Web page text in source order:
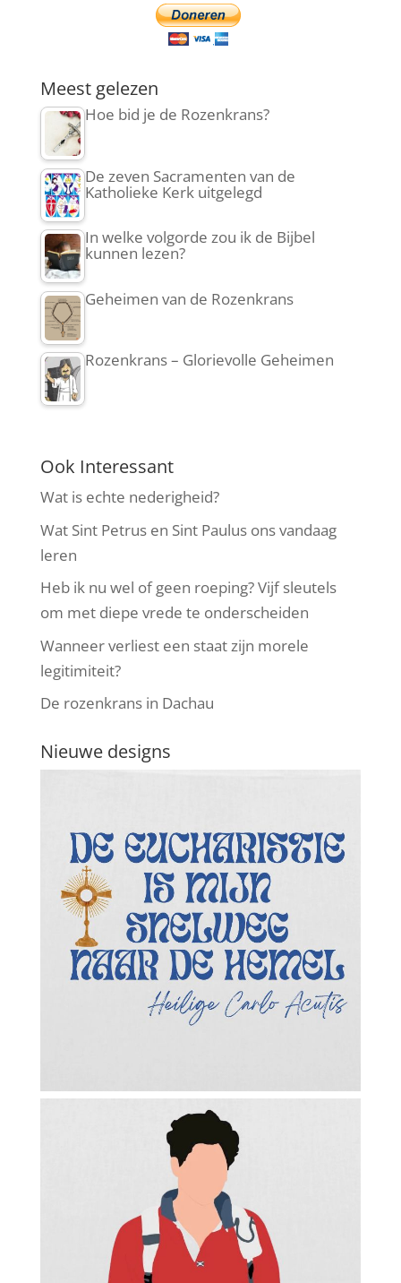
Meest gelezen
Hoe bid je de Rozenkrans?
De zeven Sacramenten van de
Katholieke Kerk uitgelegd
In welke volgorde zou ik de Bijbel
kunnen lezen?
Geheimen van de Rozenkrans
Rozenkrans – Glorievolle Geheimen
Ook Interessant
Wat is echte nederigheid?
Wat Sint Petrus en Sint Paulus ons vandaag
leren
Heb ik nu wel of geen roeping? Vijf sleutels
om met diepe vrede te onderscheiden
Wanneer verliest een staat zijn morele
legitimiteit?
De rozenkrans in Dachau
Nieuwe designs